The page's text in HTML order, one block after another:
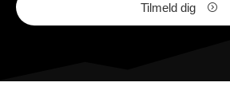
Tilmeld dig